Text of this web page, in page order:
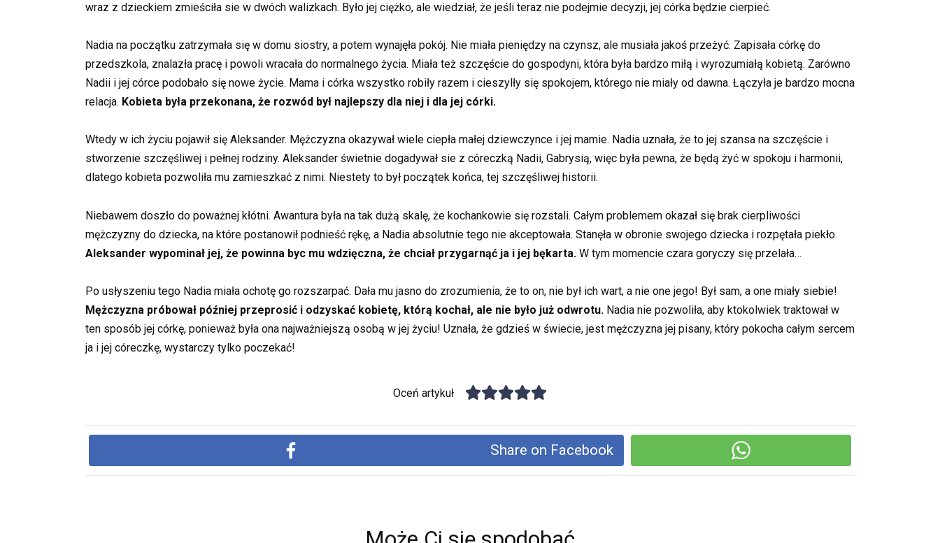
wraz z dzieckiem zmieściła sie w dwóch walizkach. Było jej ciężko, ale wiedział, że jeśli teraz nie podejmie decyzji, jej córka będzie cierpieć.
Nadia na początku zatrzymała się w domu siostry, a potem wynajęła pokój. Nie miała pieniędzy na czynsz, ale musiała jakoś przeżyć. Zapisała córkę do
przedszkola, znalazła pracę i powoli wracała do normalnego życia. Miała też szczęście do gospodyni, która była bardzo miłą i wyrozumiałą kobietą. Zarówno
Nadii i jej córce podobało się nowe życie. Mama i córka wszystko robiły razem i cieszylły się spokojem, którego nie miały od dawna. Łączyła je bardzo mocna
relacja. Kobieta była przekonana, że rozwód był najlepszy dla niej i dla jej córki.
Wtedy w ich życiu pojawił się Aleksander. Mężczyzna okazywał wiele ciepła małej dziewczynce i jej mamie. Nadia uznała, że to jej szansa na szczęście i
stworzenie szczęśliwej i pełnej rodziny. Aleksander świetnie dogadywał sie z córeczką Nadii, Gabrysią, więc była pewna, że będą żyć w spokoju i harmonii,
dlatego kobieta pozwoliła mu zamieszkać z nimi. Niestety to był początek końca, tej szczęśliwej historii.
Niebawem doszło do poważnej kłótni. Awantura była na tak dużą skalę, że kochankowie się rozstali. Całym problemem okazał się brak cierpliwości
mężczyzny do dziecka, na które postanowił podnieść rękę, a Nadia absolutnie tego nie akceptowała. Stanęła w obronie swojego dziecka i rozpętała piekło.
Aleksander wypominał jej, że powinna byc mu wdzięczna, że chciał przygarnąć ja i jej bękarta. W tym momencie czara goryczy się przelała…
Po usłyszeniu tego Nadia miała ochotę go rozszarpać. Dała mu jasno do zrozumienia, że to on, nie był ich wart, a nie one jego! Był sam, a one miały siebie!
Mężczyzna próbował później przeprosić i odzyskać kobietę, którą kochał, ale nie było już odwrotu. Nadia nie pozwoliła, aby ktokolwiek traktował w
ten sposób jej córkę, ponieważ była ona najważniejszą osobą w jej życiu! Uznała, że gdzieś w świecie, jest mężczyzna jej pisany, który pokocha całym sercem
ja i jej córeczkę, wystarczy tylko poczekać!
Oceń artykuł
Share on Facebook